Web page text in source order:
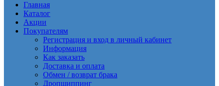
Главная
Каталог
Акции
Покупателям
Регистрация и вход в личный кабинет
Информация
Как заказать
Доставка и оплата
Обмен / возврат брака
Дропшиппинг